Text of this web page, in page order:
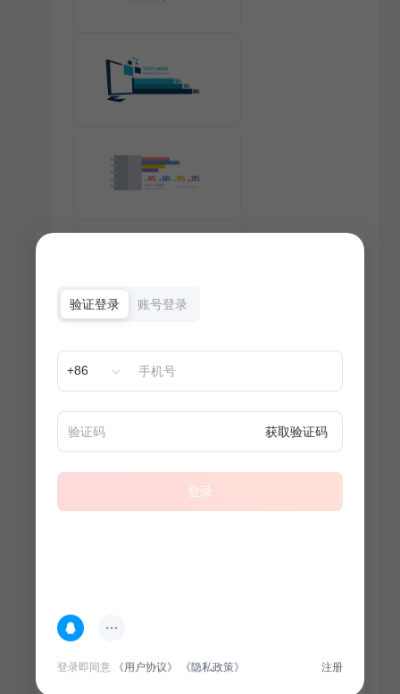
100 套
验证登录 账号登录
+86
获取验证码
登录
登录即同意 《用户协议》 《隐私政策》 注册